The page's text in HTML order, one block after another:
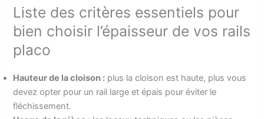
Liste des critères essentiels pour
bien choisir l’épaisseur de vos rails
placo
Hauteur de la cloison : plus la cloison est haute, plus vous
devez opter pour un rail large et épais pour éviter le
fléchissement.